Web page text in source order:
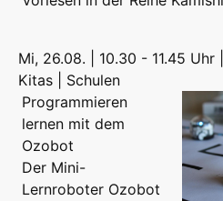
Mi, 26.08. | 10.30 - 11.45 Uhr
Kitas | Schulen
Programmieren
lernen mit dem
Ozobot
Der Mini-
Lernroboter Ozobot